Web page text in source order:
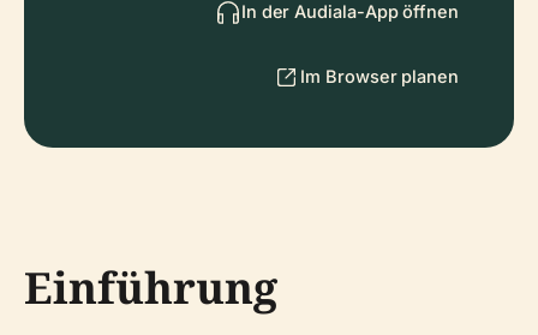
In der Audiala-App öffnen
Im Browser planen
Einführung